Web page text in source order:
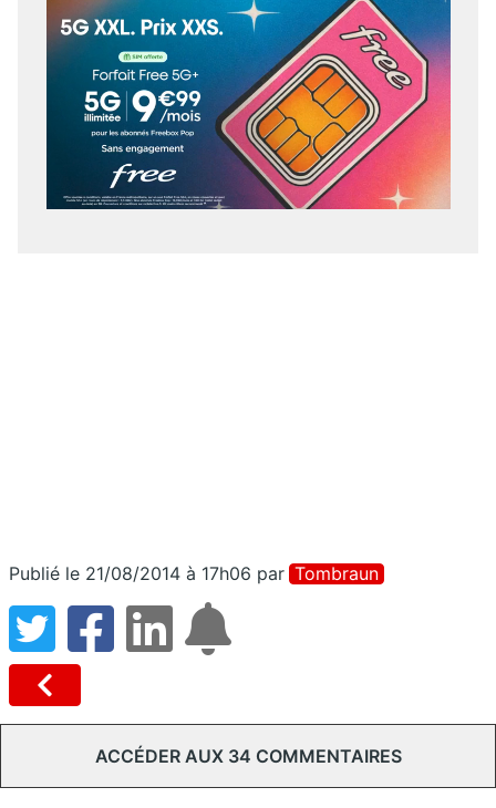
Publié le 21/08/2014 à 17h06 par Tombraun
ACCÉDER AUX 34 COMMENTAIRES